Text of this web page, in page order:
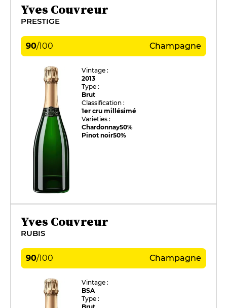
Yves Couvreur
PRESTIGE
90/100 Champagne
Vintage :
2013
Type :
Brut
Classification :
1er cru millésimé
Varieties :
Chardonnay50%
Pinot noir50%
Yves Couvreur
RUBIS
90/100 Champagne
Vintage :
BSA
Type :